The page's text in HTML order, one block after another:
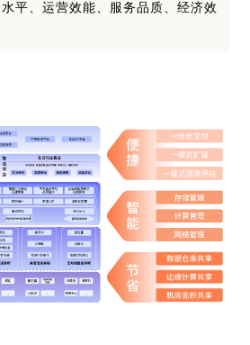
平、运营效能、服务品质、经济效